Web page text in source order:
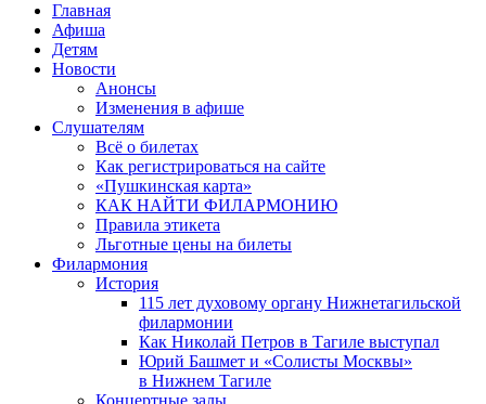
Главная
Афиша
Детям
Новости
Анонсы
Изменения в афише
Слушателям
Всё о билетах
Как регистрироваться на сайте
«Пушкинская карта»
КАК НАЙТИ ФИЛАРМОНИЮ
Правила этикета
Льготные цены на билеты
Филармония
История
115 лет духовому органу Нижнетагильской
филармонии
Как Николай Петров в Тагиле выступал
Юрий Башмет и «Солисты Москвы»
в Нижнем Тагиле